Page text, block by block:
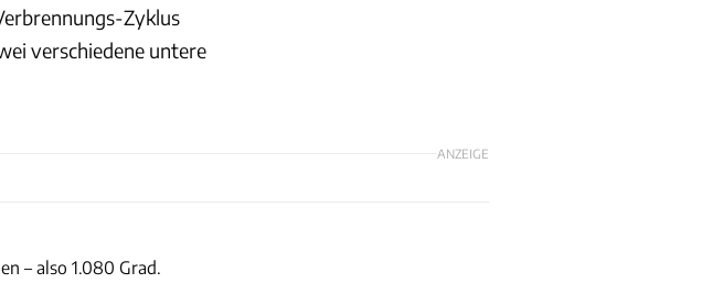
Zyklus
verschiedene untere
ANZEIGE
– also 1.080 Grad.